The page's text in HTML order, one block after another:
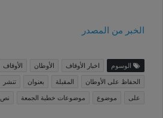
الخبر من المصدر
الوسوم اخبار الأوقاف الأوطان الأوقاف
الحفاظ على الأوطان
المقبلة بعنوان تنشر
على
موضوع موضوعات خطبة الجمعة نص